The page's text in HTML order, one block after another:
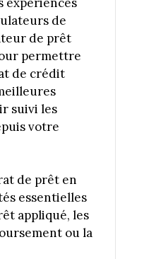
de
de prêt
permettre
de crédit
suivi les
votre
de prêt en
essentielles
appliqué, les
ou la